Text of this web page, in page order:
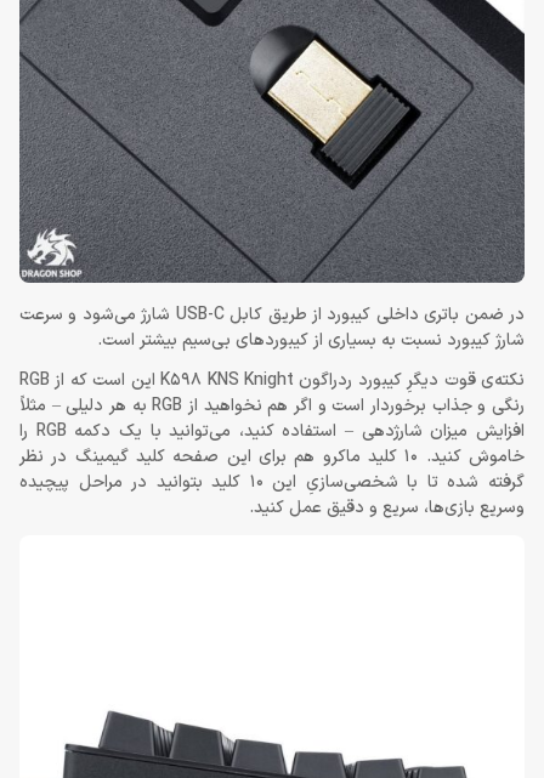
در ضمن باتری داخلی کیبورد از طریق کابل USB-C شارژ می‌شود و سرعت
شارژ کیبورد نسبت به بسیاری از کیبوردهای بی‌سیم بیشتر است.
نکته‌ی قوت دیگرِ کیبورد ردراگون K598 KNS Knight این است که از RGB
رنگی و جذاب برخوردار است و اگر هم نخواهید از RGB به هر دلیلی – مثلاً
افزایش میزان شارژدهی – استفاده کنید، می‌توانید با یک دکمه RGB را
خاموش کنید. 10 کلید ماکرو هم برای این صفحه کلید گیمینگ در نظر
گرفته شده تا با شخصی‌سازیِ این 10 کلید بتوانید در مراحل پیچیده
وسریع بازی‌ها، سریع و دقیق عمل کنید.